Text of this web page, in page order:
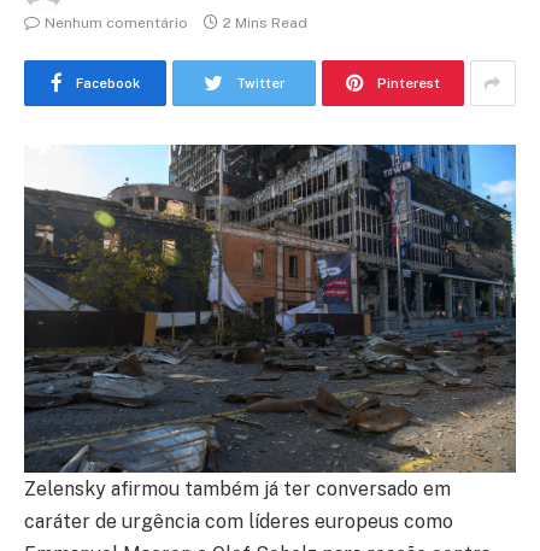
Nenhum comentário
2 Mins Read
Facebook Twitter Pinterest
Zelensky afirmou também já ter conversado em
caráter de urgência com líderes europeus como